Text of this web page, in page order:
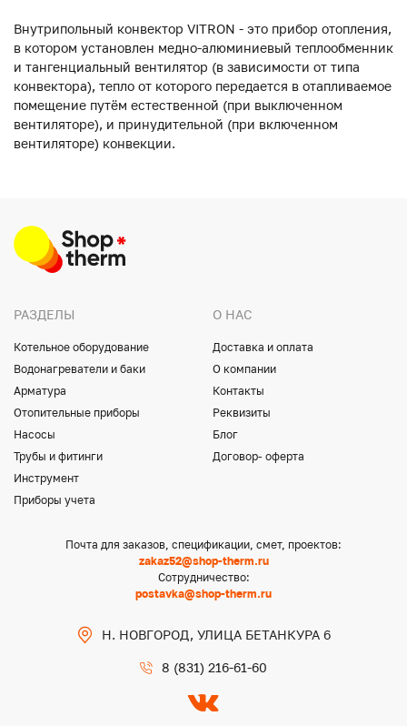
Внутрипольный конвектор VITRON - это прибор отопления,
в котором установлен медно-алюминиевый теплообменник
и тангенциальный вентилятор (в зависимости от типа
конвектора), тепло от которого передается в отапливаемое
помещение путём естественной (при выключенном
вентиляторе), и принудительной (при включенном
вентиляторе) конвекции.
РАЗДЕЛЫ
Котельное оборудование
Водонагреватели и баки
Арматура
Отопительные приборы
Насосы
Трубы и фитинги
Инструмент
Приборы учета
О НАС
Доставка и оплата
О компании
Контакты
Реквизиты
Блог
Договор- оферта
Почта для заказов, спецификации, смет, проектов:
zakaz52@shop-therm.ru
Сотрудничество:
postavka@shop-therm.ru
Н. НОВГОРОД, УЛИЦА БЕТАНКУРА 6
8 (831) 216-61-60